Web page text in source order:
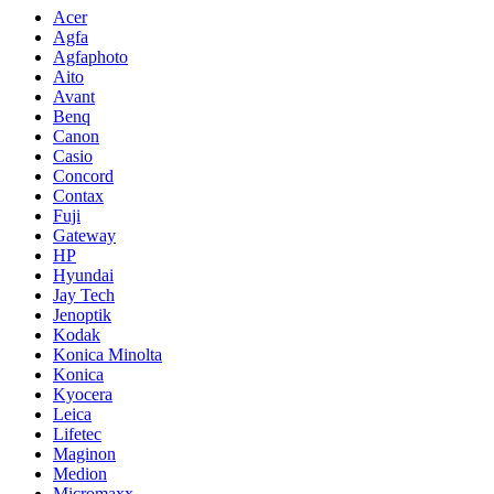
Acer
Agfa
Agfaphoto
Aito
Avant
Benq
Canon
Casio
Concord
Contax
Fuji
Gateway
HP
Hyundai
Jay Tech
Jenoptik
Kodak
Konica Minolta
Konica
Kyocera
Leica
Lifetec
Maginon
Medion